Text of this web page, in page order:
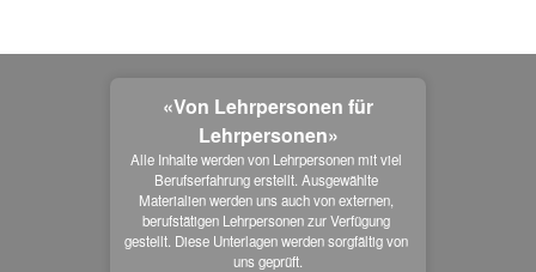
«Von Lehrpersonen für
Lehrpersonen»
Alle Inhalte werden von Lehrpersonen mit viel
Berufserfahrung erstellt. Ausgewählte
Materialien werden uns auch von externen,
berufstätigen Lehrpersonen zur Verfügung
gestellt. Diese Unterlagen werden sorgfältig von
uns geprüft.